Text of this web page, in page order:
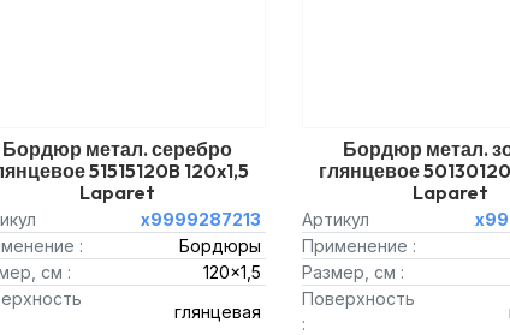
Бордюр метал. серебро
51515120B 120x1,5
Laparet
х9999287213
:
Бордюры
см :
120x1,5
глянцевая
Бордюр метал.
глянцевое
Laparet
Артикул
Применение :
Размер, см :
Поверхность
: